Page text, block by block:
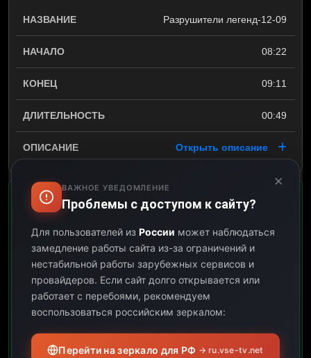
Разрушители легенд-12-09
08:22
09:11
00:49
Открыть описание
Разрушители легенд-12-10
09:11
Открыть описание
×
ВАЖНОЕ УВЕДОМЛЕНИЕ
Проблемы с доступом к сайту?
Для пользователей из России может наблюдаться
замедление работы сайта из-за ограничений и
нестабильной работы зарубежных сервисов и
провайдеров. Если сайт долго открывается или
работает с перебоями, рекомендуем
воспользоваться российским зеркалом:
Перейти на зеркало для РФ → ru.vse-tv.net